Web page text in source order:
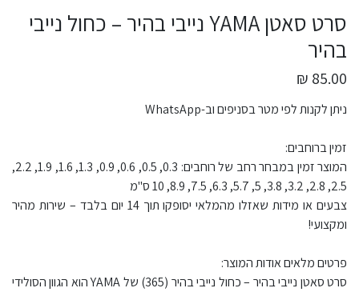
סרט סאטן YAMA נייבי בהיר – כחול נייבי
בהיר
85.00 ₪
ניתן לקנות לפי מטר בסניפים וב-WhatsApp
זמין ברוחבים:
המוצר זמין במבחר רחב של רוחבים: 0.3, 0.5, 0.6, 0.9, 1.3, 1.6, 1.9, 2.2,
2.5, 2.8, 3.2, 3.8, 5, 5.7, 6.3, 7.5, 8.9, 10 ס"מ
צבעים או מידות שאזלו מהמלאי יסופקו תוך 14 יום בלבד – שירות מהיר
ומקצועי!
פרטים מלאים אודות המוצר:
סרט סאטן נייבי בהיר – כחול נייבי בהיר (365) של YAMA הוא הגוון הסולידי